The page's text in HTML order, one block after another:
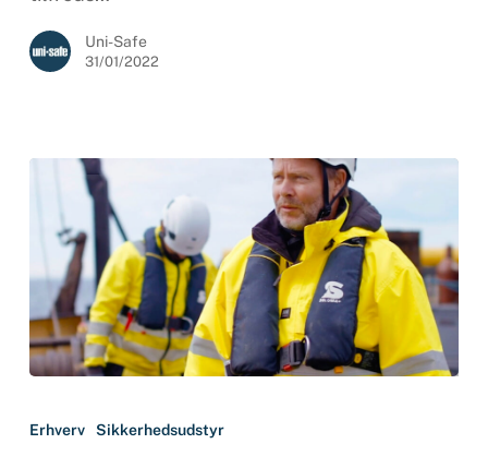
Uni-Safe
31/01/2022
Erhverv Sikkerhedsudstyr